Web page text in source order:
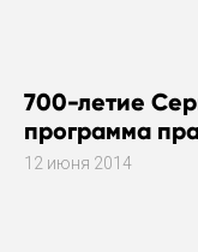
700-летие
программа
12 июня 2014